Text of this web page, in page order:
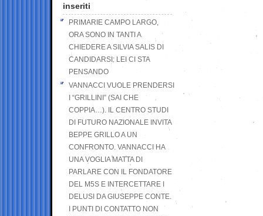
inseriti
PRIMARIE CAMPO LARGO,
ORA SONO IN TANTI A
CHIEDERE A SILVIA SALIS DI
CANDIDARSI: LEI CI STA
PENSANDO
VANNACCI VUOLE PRENDERSI
I “GRILLINI” (SAI CHE
COPPIA…). IL CENTRO STUDI
DI FUTURO NAZIONALE INVITA
BEPPE GRILLO A UN
CONFRONTO. VANNACCI HA
UNA VOGLIA MATTA DI
PARLARE CON IL FONDATORE
DEL M5S E INTERCETTARE I
DELUSI DA GIUSEPPE CONTE.
I PUNTI DI CONTATTO NON